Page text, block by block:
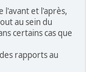
l'avant et l'après,
au sein du
certains cas que
rapports au